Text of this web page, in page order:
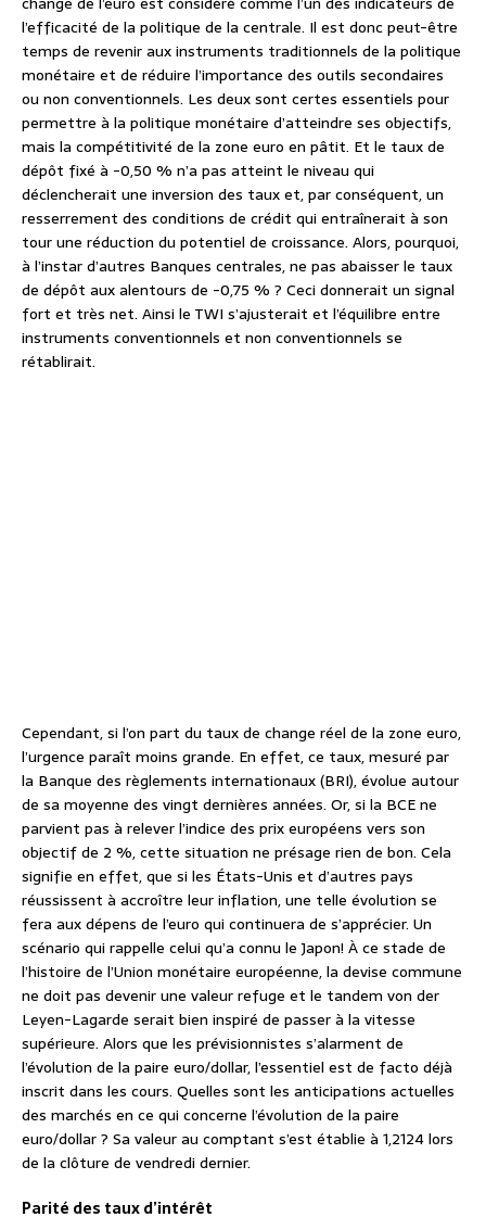
l’efficacité de la politique de la centrale. Il est donc peut-être
temps de revenir aux instruments traditionnels de la politique
monétaire et de réduire l’importance des outils secondaires
ou non conventionnels. Les deux sont certes essentiels pour
permettre à la politique monétaire d’atteindre ses objectifs,
mais la compétitivité de la zone euro en pâtit. Et le taux de
dépôt fixé à -0,50 % n’a pas atteint le niveau qui
déclencherait une inversion des taux et, par conséquent, un
resserrement des conditions de crédit qui entraînerait à son
tour une réduction du potentiel de croissance. Alors, pourquoi,
à l’instar d’autres Banques centrales, ne pas abaisser le taux
de dépôt aux alentours de -0,75 % ? Ceci donnerait un signal
fort et très net. Ainsi le TWI s’ajusterait et l’équilibre entre
instruments conventionnels et non conventionnels se
rétablirait.
Cependant, si l’on part du taux de change réel de la zone euro,
l’urgence paraît moins grande. En effet, ce taux, mesuré par
la Banque des règlements internationaux (BRI), évolue autour
de sa moyenne des vingt dernières années. Or, si la BCE ne
parvient pas à relever l’indice des prix européens vers son
objectif de 2 %, cette situation ne présage rien de bon. Cela
signifie en effet, que si les États-Unis et d’autres pays
réussissent à accroître leur inflation, une telle évolution se
fera aux dépens de l’euro qui continuera de s’apprécier. Un
scénario qui rappelle celui qu’a connu le Japon! À ce stade de
l’histoire de l’Union monétaire européenne, la devise commune
ne doit pas devenir une valeur refuge et le tandem von der
Leyen-Lagarde serait bien inspiré de passer à la vitesse
supérieure. Alors que les prévisionnistes s’alarment de
l’évolution de la paire euro/dollar, l’essentiel est de facto déjà
inscrit dans les cours. Quelles sont les anticipations actuelles
des marchés en ce qui concerne l’évolution de la paire
euro/dollar ? Sa valeur au comptant s’est établie à 1,2124 lors
de la clôture de vendredi dernier.
Parité des taux d’intérêt